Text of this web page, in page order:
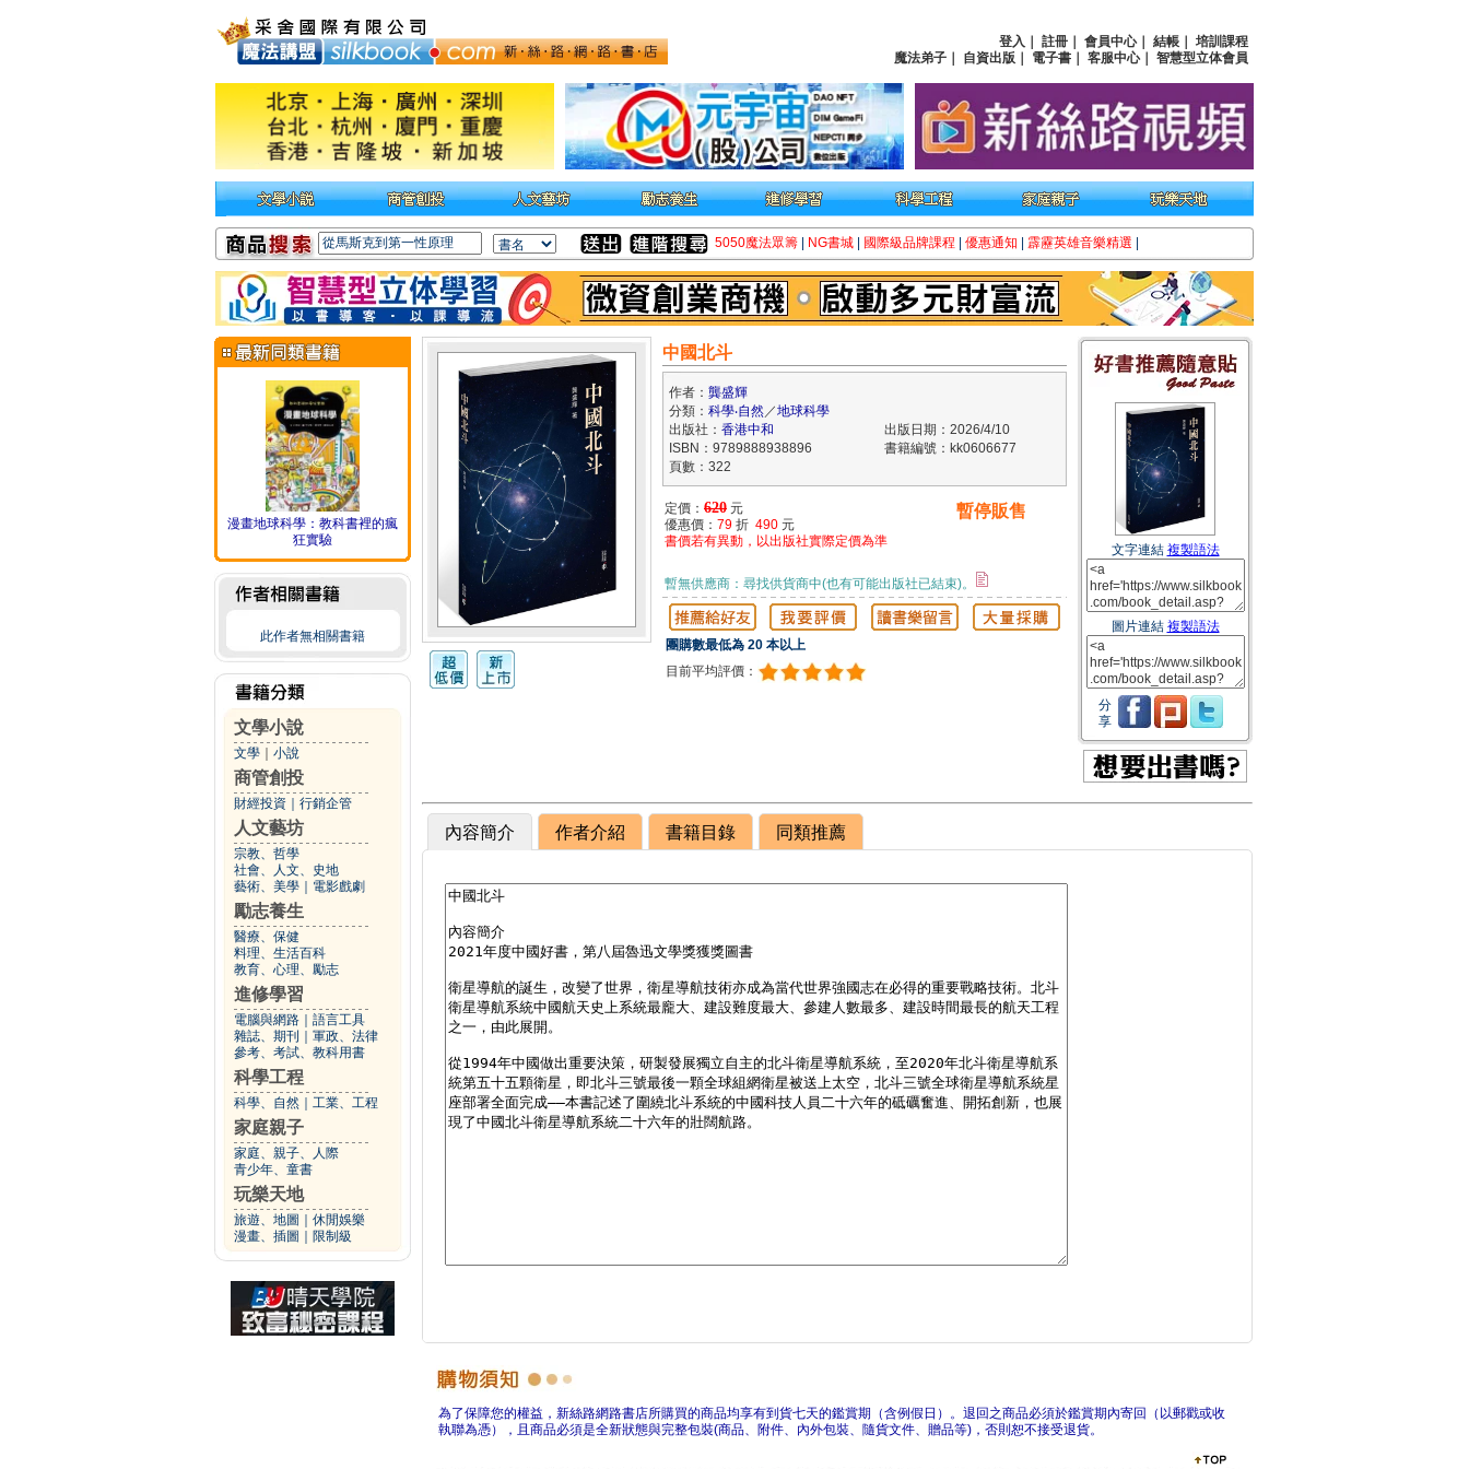
登入 註冊 會員中心｜ 結帳
培訓課程
魔法弟子
自資出版 電子書 客服中心｜ 智慧型立体會員
5050魔法眾籌 NG書城 國際級品牌課程 優惠通知 霹靂英雄音樂精選
漫畫地球科學：教科書裡的瘋
狂實驗
此作者無相關書籍
文學小說
文學 小說
商管創投
財經投資 行銷企管
人文藝坊
宗教、哲學
社會、人文、史地
藝術、美學
電影戲劇
勵志養生
醫療、保健
料理、生活百科
教育、心理、勵志
進修學習
電腦與網路
語言工具
雜誌、期刊
軍政、法律
參考、考試、教科用書
科學工程
科學、自然 工業、工程
家庭親子
家庭、親子、人際
青少年、童書
玩樂天地
旅遊、地圖
休閒娛樂
漫畫、插圖
限制級
中國北斗
作者： 龔盛輝
分類： 科學‧自然／地球科學
出版社： 香港中和
出版日期：2026/4/10
ISBN：9789888938896
書籍編號：kk0606677
頁數：322
定價： 620 元
優惠價： 79 折 490 元
書價若有異動，以出版社實際定價為準
暫停販售
暫無供應商：尋找供貨商中(也有可能出版社已結束)。
團購數最低為 20 本以上
目前平均評價：
文字連結 複製語法
圖片連結 複製語法
分
享
內容簡介 作者介紹 書籍目錄 同類推薦
為了保障您的權益，新絲路網路書店所購買的商品均享有到貨七天的鑑賞期（含例假日）。退回之商品必須於鑑賞期內寄回（以郵戳或收
執聯為憑），且商品必須是全新狀態與完整包裝(商品、附件、內外包裝、隨貨文件、贈品等)，否則恕不接受退貨。